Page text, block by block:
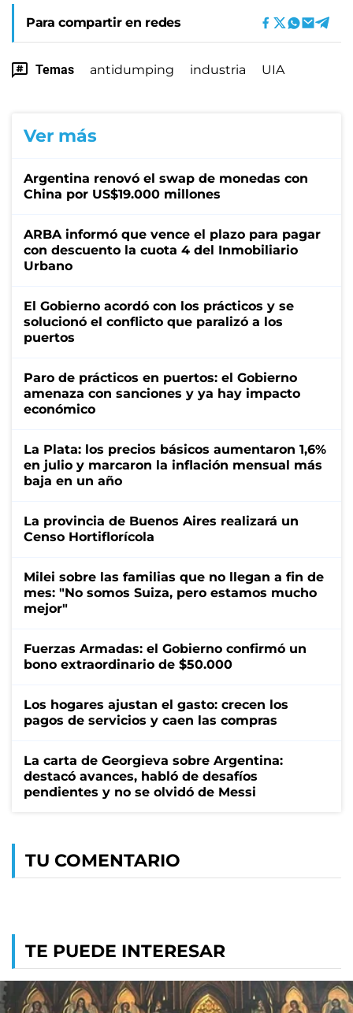
Para compartir en redes
Temas antidumping industria UIA
Ver más
Argentina renovó el swap de monedas con
China por US$19.000 millones
ARBA informó que vence el plazo para pagar
con descuento la cuota 4 del Inmobiliario
Urbano
El Gobierno acordó con los prácticos y se
solucionó el conflicto que paralizó a los
puertos
Paro de prácticos en puertos: el Gobierno
amenaza con sanciones y ya hay impacto
económico
La Plata: los precios básicos aumentaron 1,6%
en julio y marcaron la inflación mensual más
baja en un año
La provincia de Buenos Aires realizará un
Censo Hortiflorícola
Milei sobre las familias que no llegan a fin de
mes: "No somos Suiza, pero estamos mucho
mejor"
Fuerzas Armadas: el Gobierno confirmó un
bono extraordinario de $50.000
Los hogares ajustan el gasto: crecen los
pagos de servicios y caen las compras
La carta de Georgieva sobre Argentina:
destacó avances, habló de desafíos
pendientes y no se olvidó de Messi
TU COMENTARIO
TE PUEDE INTERESAR